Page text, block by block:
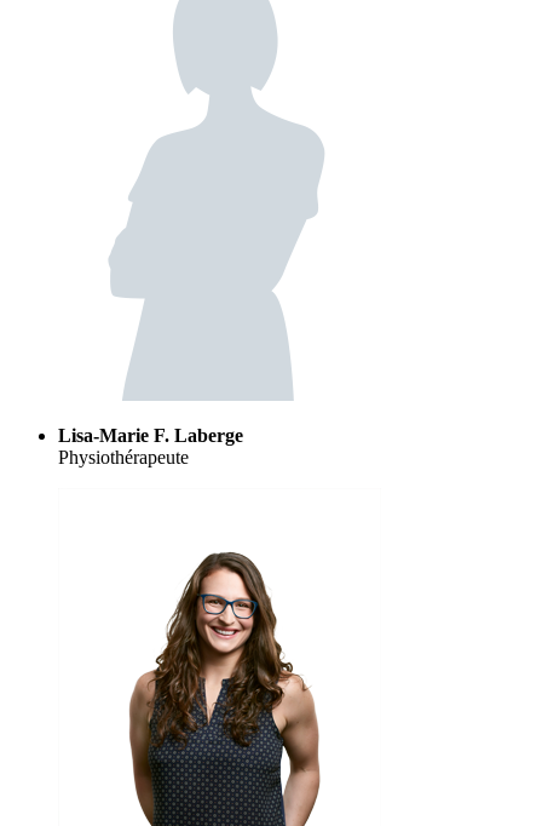
Lisa-Marie F. Laberge
Physiothérapeute